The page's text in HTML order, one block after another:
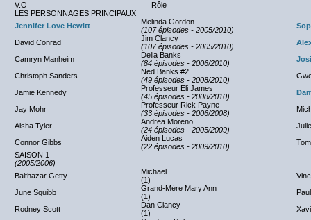
V.O
Rôle
LES PERSONNAGES PRINCIPAUX
Jennifer Love Hewitt
Melinda Gordon
(107 épisodes - 2005/2010)
David Conrad
Jim Clancy
(107 épisodes - 2005/2010)
Camryn Manheim
Delia Banks
(84 épisodes - 2006/2010)
Christoph Sanders
Ned Banks #2
(49 épisodes - 2008/2010)
Jamie Kennedy
Professeur Eli James
(45 épisodes - 2008/2010)
Jay Mohr
Professeur Rick Payne
(33 épisodes - 2006/2008)
Aisha Tyler
Andrea Moreno
(24 épisodes - 2005/2009)
Connor Gibbs
Aiden Lucas
(22 épisodes - 2009/2010)
SAISON 1
(2005/2006)
Balthazar Getty
Michael
(1)
June Squibb
Grand-Mère Mary Ann
(1)
Rodney Scott
Dan Clancy
(1)